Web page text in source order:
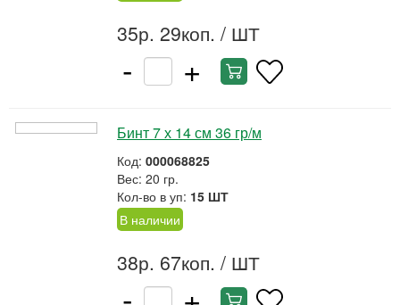
35р. 29коп. / ШТ
- +
Бинт 7 х 14 см 36 гр/м
Код: 000068825
Вес: 20 гр.
Кол-во в уп: 15 ШТ
В наличии
38р. 67коп. / ШТ